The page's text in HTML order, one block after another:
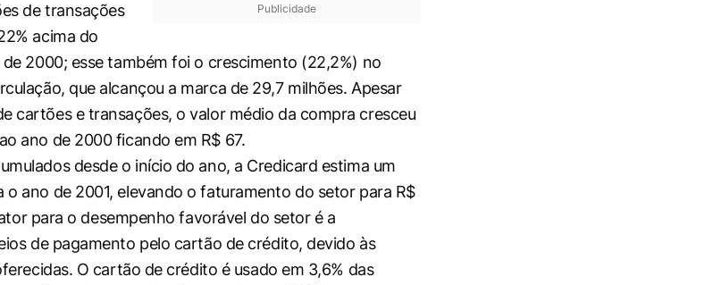
Publicidade
de transações
acima do
2000; esse também foi o crescimento (22,2%) no
que alcançou a marca de 29,7 milhões. Apesar
cartões e transações, o valor médio da compra cresceu
ano de 2000 ficando em R$ 67.
desde o início do ano, a Credicard estima um
o ano de 2001, elevando o faturamento do setor para R$
para o desempenho favorável do setor é a
de pagamento pelo cartão de crédito, devido às
O cartão de crédito é usado em 3,6% das